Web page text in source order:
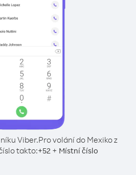
Viber.Pro volání do Mexiko z
takto:+52+ Místní číslo